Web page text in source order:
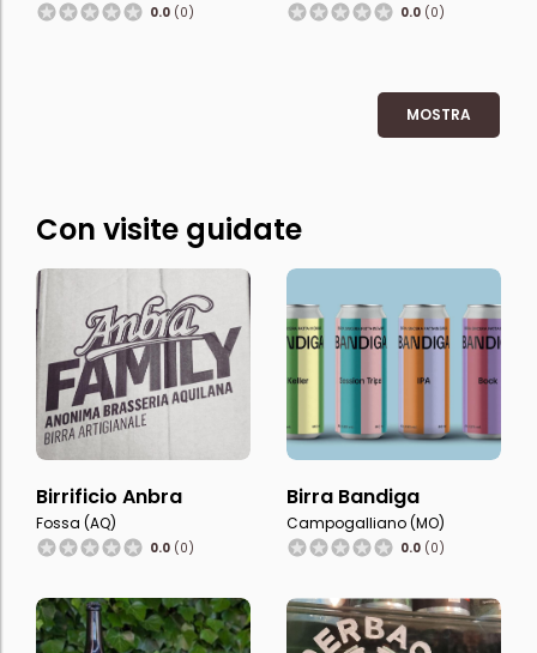
0.0 (0) 0.0 (0)
MOSTRA
Con visite guidate
Birrificio Anbra
Fossa (AQ)
0.0 (0)
Birra Bandiga
Campogalliano (MO)
0.0 (0)